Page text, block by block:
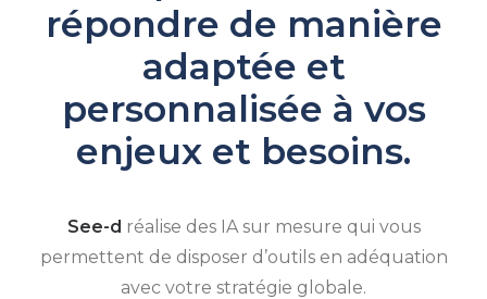
répondre de manière
adaptée et
personnalisée à vos
enjeux et besoins.
See-d réalise des IA sur mesure qui vous
permettent de disposer d’outils en adéquation
avec votre stratégie globale.